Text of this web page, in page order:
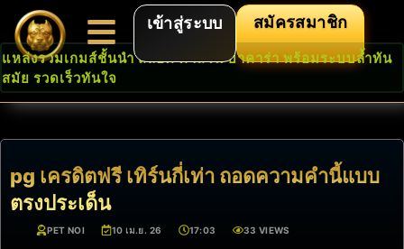
เข้าสู่ระบบ สมัครสมาชิก
แหล่งรวมเกมส์ชั้นนำ สล็อต คาสิโน บาคาร่า พร้อมระบบล้ำทัน
สมัย รวดเร็วทันใจ
pg เครดิตฟรี เทิร์นกี่เท่า ถอดความคำนี้แบบ
ตรงประเด็น
PET NOI 10 เม.ย. 26 17:03 33 VIEWS